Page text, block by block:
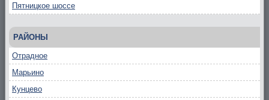
Пятницкое шоссе
РАЙОНЫ
Отрадное
Марьино
Кунцево